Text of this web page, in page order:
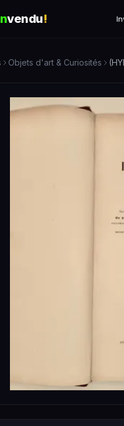
vendu!
Objets d'art & Curiosités